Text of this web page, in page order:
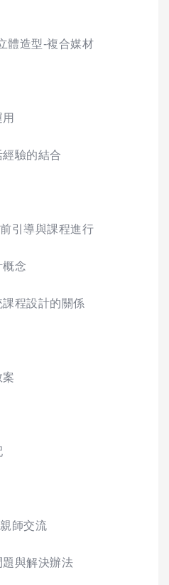
體造型-複合媒材
驗的結合
引導與課程進行
概念
程設計的關係
師交流
與解決辦法